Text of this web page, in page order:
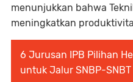
menunjukkan bahwa
meningkatkan
6 Jurusan IPB Pilihan
untuk Jalur SNBP-SNBT